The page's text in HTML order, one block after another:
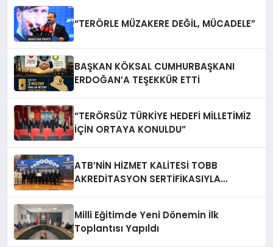
“TERÖRLE MÜZAKERE DEĞİL, MÜCADELE”
BAŞKAN KÖKSAL CUMHURBAŞKANI
ERDOĞAN’A TEŞEKKÜR ETTİ
“TERÖRSÜZ TÜRKİYE HEDEFİ MİLLETİMİZ
İÇİN ORTAYA KONULDU”
ATB’NİN HİZMET KALİTESİ TOBB
AKREDİTASYON SERTİFİKASIYLA
Milli Eğitimde Yeni Dönemin İlk
Toplantısı Yapıldı